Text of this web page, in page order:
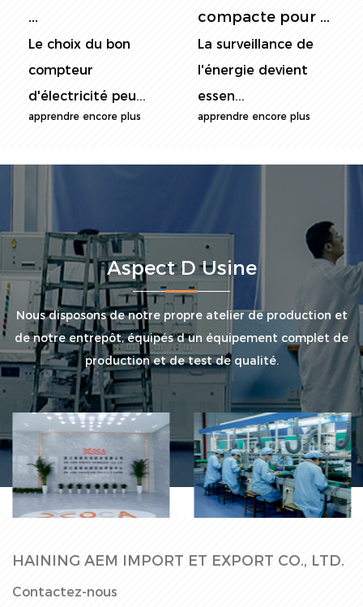
compacte pour ...
La surveillance de
l'énergie devient
essen...
apprendre encore plus
surveill...
Dans le monde
actuel soucieux de
l'énergie...
apprendre encore plus
Aspect D Usine
Nous disposons de notre propre atelier de production et
de notre entrepôt, équipés d un équipement complet de
production et de test de qualité.
Hall d'usine
Ligne de
production
HAINING AEM IMPORT ET EXPORT CO., LTD.
Contactez-nous